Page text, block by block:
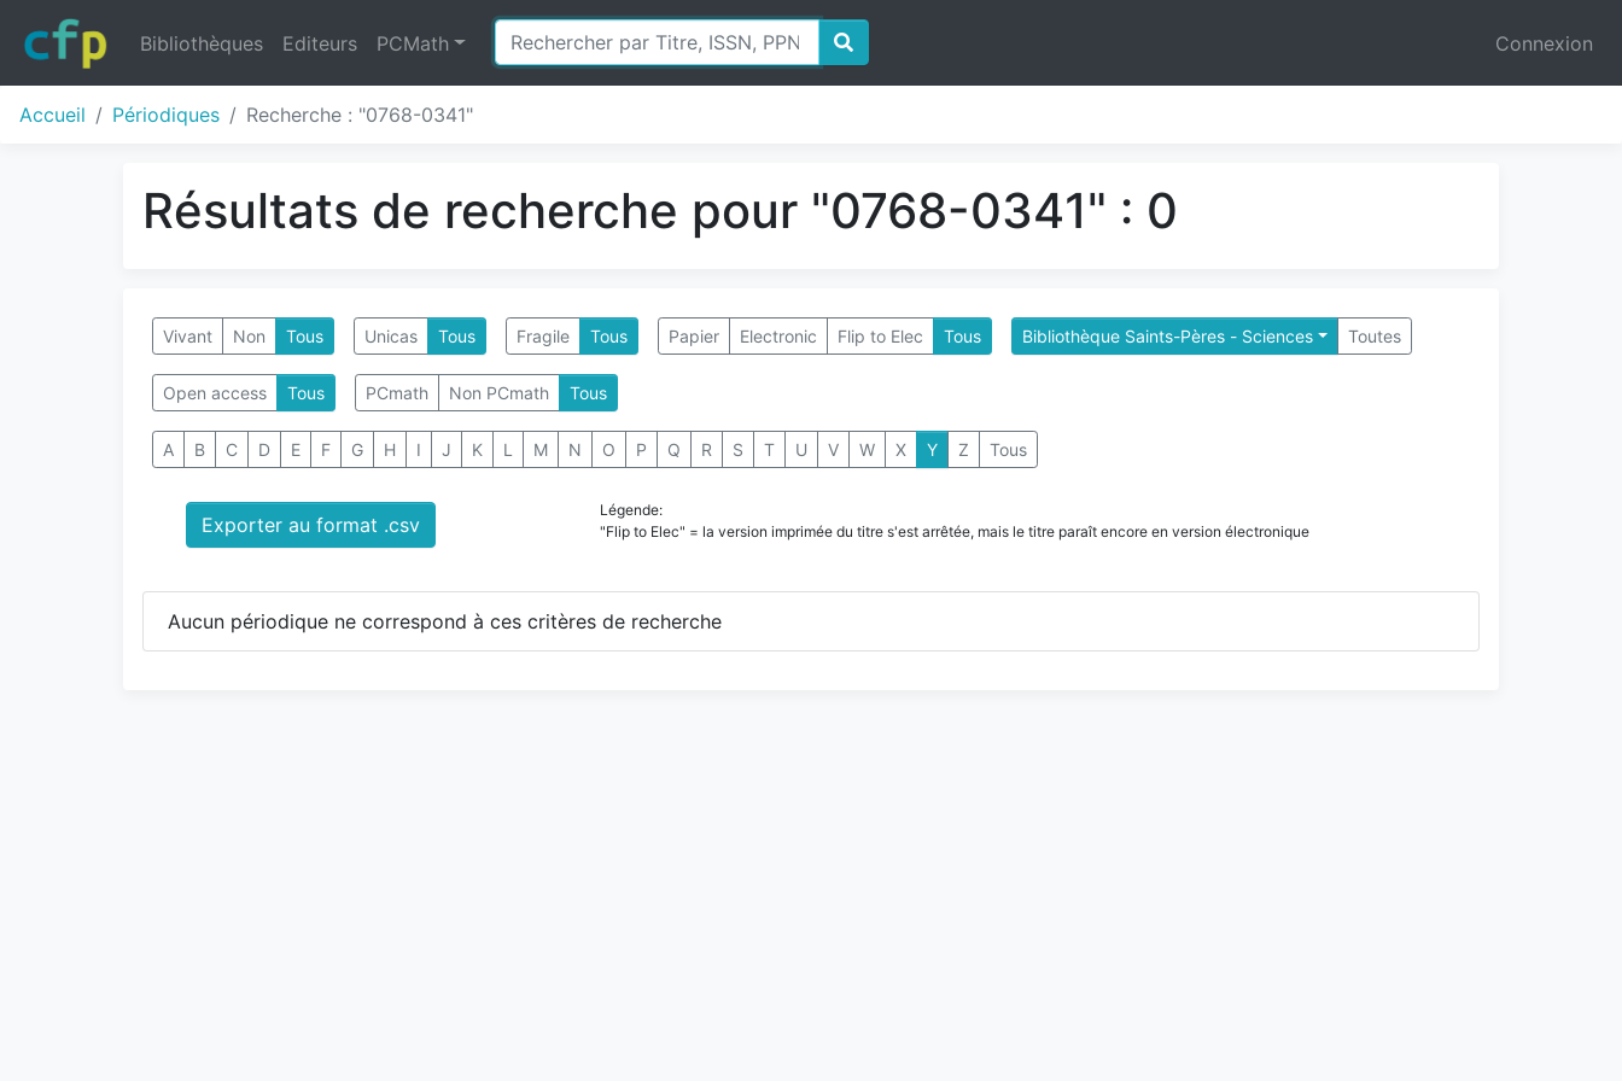
Bibliothèques Editeurs PCMath Connexion
Accueil Périodiques Recherche : "0768-0341"
Résultats de recherche pour "0768-0341" : 0
Vivant Non Tous Unicas Tous Fragile Tous Papier Electronic Flip to Elec Tous Bibliothèque Saints-Pères - Sciences Toutes
Open access Tous PCmath Non PCmath Tous
A B C D E F G H I J K L M N O P Q R S T U V W X Y Z Tous
Exporter au format .csv
Légende:
"Flip to Elec" = la version imprimée du titre s'est arrêtée, mais le titre paraît encore en version électronique
Aucun périodique ne correspond à ces critères de recherche